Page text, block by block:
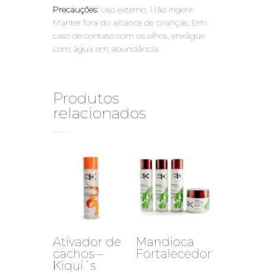
Precauções: Uso externo. Não ingerir.
Manter fora do alcance de crianças. Em
caso de contato com os olhos, enxágue
com água em abundância.
Produtos
relacionados
Ativador de
cachos –
Kiqui´s
Mandioca
Fortalecedor